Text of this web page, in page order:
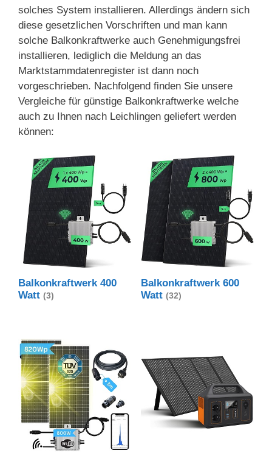
solches System installieren. Allerdings ändern sich
diese gesetzlichen Vorschriften und man kann
solche Balkonkraftwerke auch Genehmigungsfrei
installieren, lediglich die Meldung an das
Marktstammdatenregister ist dann noch
vorgeschrieben. Nachfolgend finden Sie unsere
Vergleiche für günstige Balkonkraftwerke welche
auch zu Ihnen nach Leichlingen geliefert werden
können:
Balkonkraftwerk 400
Watt (3)
Balkonkraftwerk 600
Watt (32)